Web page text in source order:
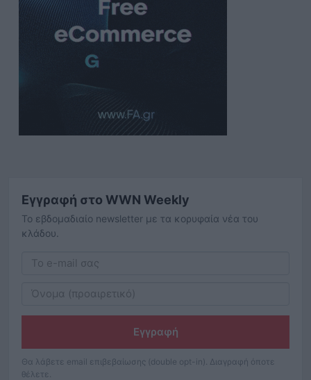
Εγγραφή στο WWN Weekly
Το εβδομαδιαίο newsletter με τα κορυφαία νέα του
κλάδου.
Εγγραφή
Θα λάβετε email επιβεβαίωσης (double opt-in). Διαγραφή όποτε
θέλετε.